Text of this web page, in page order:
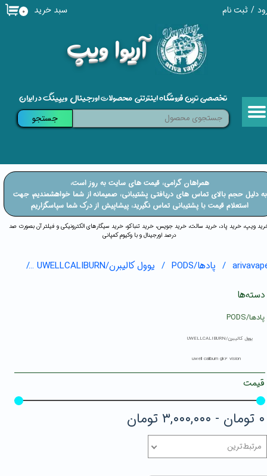
/ ثبت نام
حساب کاربری من
خروج از حساب کاربری
​آریوا ویپ
۰ سبد خرید
تخصصی ترین فروشگاه اینترنتی محصولات اورجینال ویپینگ در ایران
جستجو
پادها/PODS یوول کالیبرن/UWELLCALIBURN
دسته‌ها
پادها/PODS
یوول کالیبرن/UWELLCALIBURN
uwell caliburn gk2 vision
قیمت
۰ تومان - ۳,۰۰۰,۰۰۰ تومان
مرتبط‌ترین
ویپ، خرید پاد، خرید سالت، خرید جویس، خرید تنباکو، خرید سیگارهای الکترونیکی و فیلتر آن بصورت صد
درصد اورجینال و با وکیوم کمپانی
​​همراهان گرامی، قیمت های سایت به روز است،
​​​​​​​به دلیل حجم بالای تماس های دریافتی پشتیبانی، صمیمانه از شما خواهشمندیم، جهت
استعلام قیمت با پشتیبانی تماس نگیرید، پیشاپیش از درک شما سپاسگزاریم